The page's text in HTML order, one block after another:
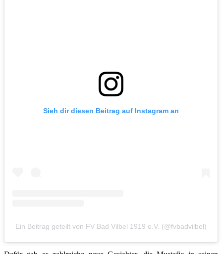
Sieh dir diesen Beitrag auf Instagram an
Ein Beitrag geteilt von FV Bad Vilbel 1919 e.V. (@fvbadvilbel)